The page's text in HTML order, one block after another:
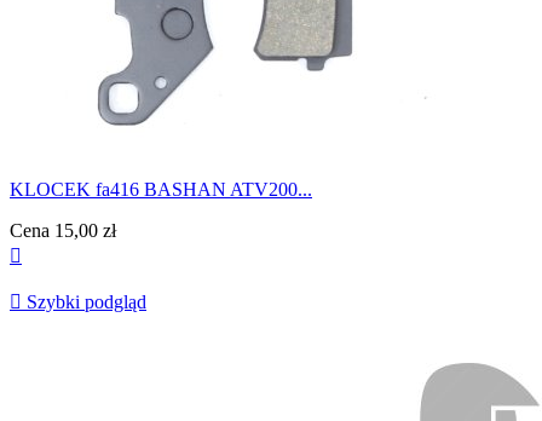
KLOCEK fa416 BASHAN ATV200...
Cena 15,00 zł

 Szybki podgląd